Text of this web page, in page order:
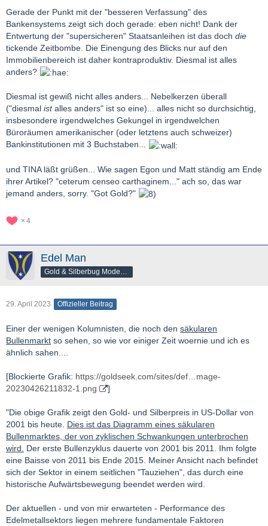
Gerade der Punkt mit der "besseren Verfassung" des
Bankensystems zeigt sich doch gerade: eben nicht! Dank der
Entwertung der "supersicheren" Staatsanleihen ist das doch die
tickende Zeitbombe. Die Einengung des Blicks nur auf den
Immobilienbereich ist daher kontraproduktiv. Diesmal ist alles
anders?
Diesmal ist gewiß nicht alles anders... Nebelkerzen überall
("diesmal istalles anders" ist so eine)... alles nicht so durchsichtig,
insbesondere irgendwelches Gekungel in irgendwelchen
Büroräumen amerikanischer (oder letztens auch schweizer)
Bankinstitutionen mit 3 Buchstaben...
und TINA läßt grüßen... Wie sagen Egon und Matt ständig am Ende
ihrer Artikel? "ceterum censeo carthaginem..." ach so, das war
jemand anders, sorry. "Got Gold?"
4
Edel Man
Gold & Silberbug Moderator
29. April 2023 Offizieller Beitrag
Einer der wenigen Kolumnisten, die noch den säkularen
Bullenmarkt so sehen, so wie vor einiger Zeit woernie und ich es
ähnlich sahen....
[Blockierte Grafik: https://goldseek.com/sites/def…mage-
20230426211832-1.png
]
"Die obige Grafik zeigt den Gold- und Silberpreis in US-Dollar von
2001 bis heute. Dies ist das Diagramm eines säkularen
Bullenmarktes, der von zyklischen Schwankungen unterbrochen
wird.
Der erste Bullenzyklus dauerte von 2001 bis 2011. Ihm folgte
eine Baisse von 2011 bis Ende 2015. Meiner Ansicht nach befindet
sich der Sektor in einem seitlichen "Tauziehen", das durch eine
historische Aufwärtsbewegung beendet werden wird.
Der aktuellen - und von mir erwarteten - Performance des
Edelmetallsektors liegen mehrere fundamentale Faktoren